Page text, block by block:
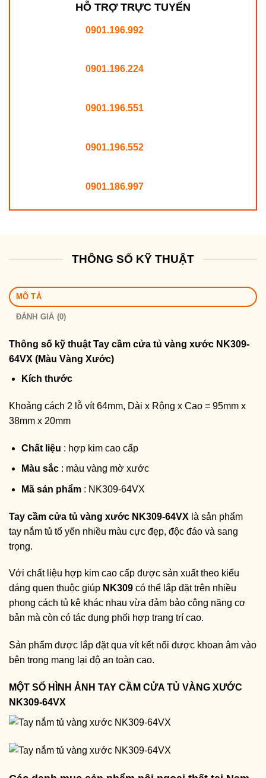
HỖ TRỢ TRỰC TUYẾN
0901.196.992
0901.196.224
0901.196.551
0901.196.552
0901.186.997
THÔNG SỐ KỸ THUẬT
MÔ TẢ
ĐÁNH GIÁ (0)
Thông số kỹ thuật Tay cầm cửa tủ vàng xước NK309-
64VX (Màu Vàng Xước)
Kích thước
Khoảng cách 2 lỗ vít 64mm, Dài x Rộng x Cao = 95mm x
38mm x 20mm
Chất liệu : hợp kim cao cấp
Màu sắc: màu vàng mờ xước
Mã sản phẩm: NK309-64VX
Tay cầm cửa tủ vàng xước NK309-64VX là sản phẩm
tay nắm tủ tổ yến nhiều màu cực đẹp, độc đáo và sang
trọng.
Với chất liệu hợp kim cao cấp được sản xuất theo kiểu
dáng quen thuộc giúp NK309 có thể lắp đặt trên nhiều
phong cách tủ kệ khác nhau vừa đảm bảo công năng cơ
bản mà còn có tác dụng phối hợp trang trí cao.
Sản phẩm được lắp đặt qua vít kết nối được khoan âm vào
bên trong mang lại độ an toàn cao.
MỘT SỐ HÌNH ẢNH TAY CẦM CỬA TỦ VÀNG XƯỚC
NK309-64VX